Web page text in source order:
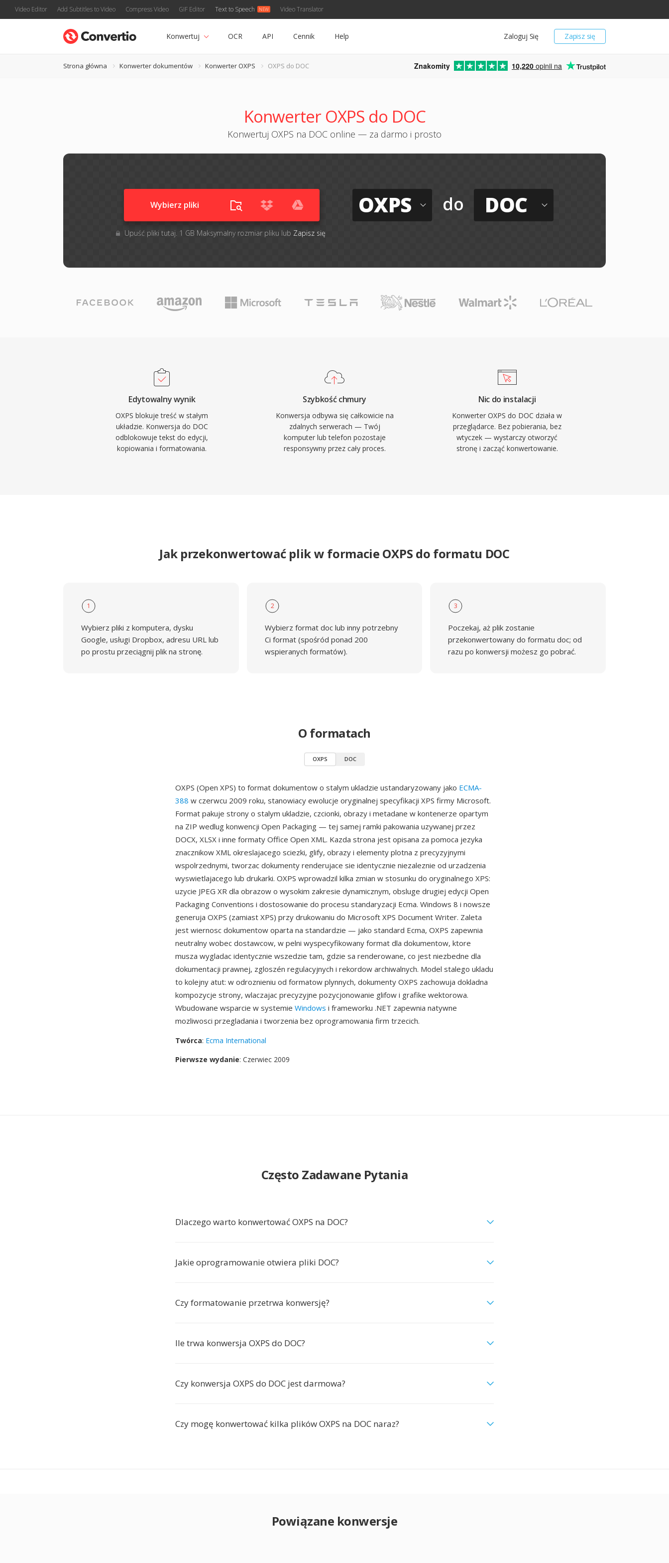
Video Editor Add Subtitles to Video Compress Video GIF Editor Text to Speech Video Translator
Zapisz się
Zaloguj Się
Konwertuj OCR API Cennik Help
Strona główna Konwerter dokumentów Konwerter OXPS OXPS do DOC Znakomity 10,220 opinii na
Konwerter OXPS do DOC
Konwertuj OXPS na DOC online — za darmo i prosto
Wybierz pliki
Upuść pliki tutaj. 1 GB Maksymalny rozmiar pliku lub Zapisz się
OXPS do DOC
Edytowalny wynik
OXPS blokuje treść w stałym
układzie. Konwersja do DOC
odblokowuje tekst do edycji,
kopiowania i formatowania.
Szybkość chmury
Konwersja odbywa się całkowicie na
zdalnych serwerach — Twój
komputer lub telefon pozostaje
responsywny przez cały proces.
Nic do instalacji
Konwerter OXPS do DOC działa w
przeglądarce. Bez pobierania, bez
wtyczek — wystarczy otworzyć
stronę i zacząć konwertowanie.
Jak przekonwertować plik w formacie OXPS do formatu DOC
1
Wybierz pliki z komputera, dysku
Google, usługi Dropbox, adresu URL lub
po prostu przeciągnij plik na stronę.
2
Wybierz format doc lub inny potrzebny
Ci format (spośród ponad 200
wspieranych formatów).
3
Poczekaj, aż plik zostanie
przekonwertowany do formatu doc; od
razu po konwersji możesz go pobrać.
O formatach
OXPS DOC
OXPS (Open XPS) to format dokumentow o stalym ukladzie ustandaryzowany jako ECMA-
388 w czerwcu 2009 roku, stanowiacy ewolucje oryginalnej specyfikacji XPS firmy Microsoft.
Format pakuje strony o stalym ukladzie, czcionki, obrazy i metadane w kontenerze opartym
na ZIP wedlug konwencji Open Packaging — tej samej ramki pakowania uzywanej przez
DOCX, XLSX i inne formaty Office Open XML. Kazda strona jest opisana za pomoca jezyka
znacznikow XML okreslajacego sciezki, glify, obrazy i elementy plotna z precyzyjnymi
wspolrzednymi, tworzac dokumenty renderujace sie identycznie niezaleznie od urzadzenia
wyswietlajacego lub drukarki. OXPS wprowadzil kilka zmian w stosunku do oryginalnego XPS:
uzycie JPEG XR dla obrazow o wysokim zakresie dynamicznym, obsluge drugiej edycji Open
Packaging Conventions i dostosowanie do procesu standaryzacji Ecma. Windows 8 i nowsze
generuja OXPS (zamiast XPS) przy drukowaniu do Microsoft XPS Document Writer. Zaleta
jest wiernosc dokumentow oparta na standardzie — jako standard Ecma, OXPS zapewnia
neutralny wobec dostawcow, w pelni wyspecyfikowany format dla dokumentow, ktore
musza wygladac identycznie wszedzie tam, gdzie sa renderowane, co jest niezbedne dla
dokumentacji prawnej, zgloszén regulacyjnych i rekordow archiwalnych. Model stalego ukladu
to kolejny atut: w odroznieniu od formatow plynnych, dokumenty OXPS zachowuja dokladna
kompozycje strony, wlaczajac precyzyjne pozycjonowanie glifow i grafike wektorowa.
Wbudowane wsparcie w systemie Windows i frameworku .NET zapewnia natywne
mozliwosci przegladania i tworzenia bez oprogramowania firm trzecich.
Twórca: Ecma International
Pierwsze wydanie: Czerwiec 2009
Często Zadawane Pytania
Dlaczego warto konwertować OXPS na DOC?
Jakie oprogramowanie otwiera pliki DOC?
Czy formatowanie przetrwa konwersję?
Ile trwa konwersja OXPS do DOC?
Czy konwersja OXPS do DOC jest darmowa?
Czy mogę konwertować kilka plików OXPS na DOC naraz?
Powiązane konwersje